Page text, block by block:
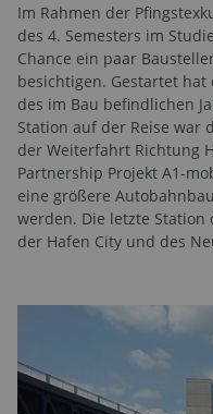
Im Rahmen der
des 4. Semesters im
Chance ein paar
besichtigen. Gestartet
des im Bau befindlichen
Station auf der Reise war
der Weiterfahrt Richtung
Partnership Projekt A1-
eine größere
werden. Die letzte
der Hafen City und des